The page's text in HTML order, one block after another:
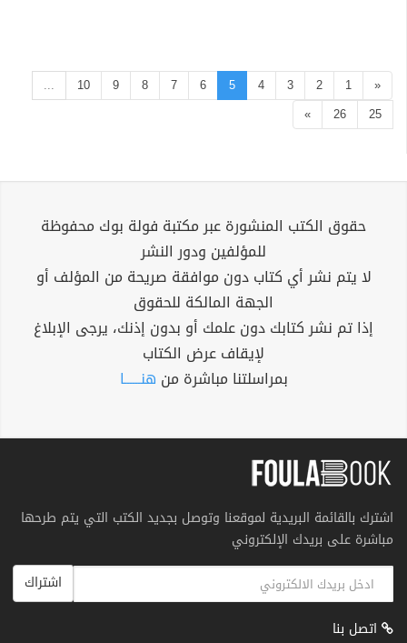
«
1
2
3
4
5
6
7
8
9
10
...
25
26
»
حقوق الكتب المنشورة عبر مكتبة فولة بوك محفوظة
للمؤلفين ودور النشر
لا يتم نشر أي كتاب دون موافقة صريحة من المؤلف أو
الجهة المالكة للحقوق
إذا تم نشر كتابك دون علمك أو بدون إذنك، يرجى الإبلاغ
لإيقاف عرض الكتاب
بمراسلتنا مباشرة من هنــــــا
اشترك بالقائمة البريدية لموقعنا وتوصل بجديد الكتب التي يتم طرحها
مباشرة على بريدك الإلكتروني
اشتراك
اتصل بنا